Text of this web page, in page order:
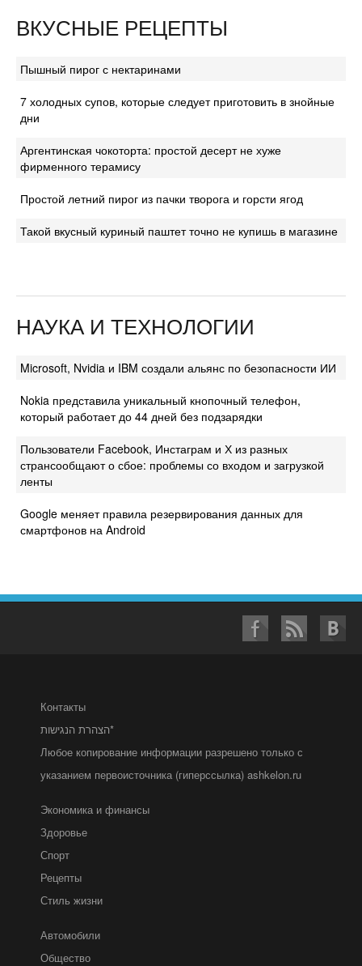
ВКУСНЫЕ РЕЦЕПТЫ
Пышный пирог с нектаринами
7 холодных супов, которые следует приготовить в знойные
дни
Аргентинская чокоторта: простой десерт не хуже
фирменного терамису
Простой летний пирог из пачки творога и горсти ягод
Такой вкусный куриный паштет точно не купишь в магазине
НАУКА И ТЕХНОЛОГИИ
Microsoft, Nvidia и IBM создали альянс по безопасности ИИ
Nokia представила уникальный кнопочный телефон,
который работает до 44 дней без подзарядки
Пользователи Facebook, Инстаграм и Х из разных
странсообщают о сбое: проблемы со входом и загрузкой
ленты
Google меняет правила резервирования данных для
смартфонов на Android
Контакты
הצהרת הנגישות*
Любое копирование информации разрешено только с
указанием первоисточника (гиперссылка) ashkelon.ru
Экономика и финансы
Здоровье
Спорт
Рецепты
Стиль жизни
Автомобили
Общество